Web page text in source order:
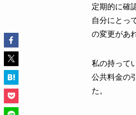
定期的に確
自分にとっ
の変更があ
私の持って
公共料金の
た。